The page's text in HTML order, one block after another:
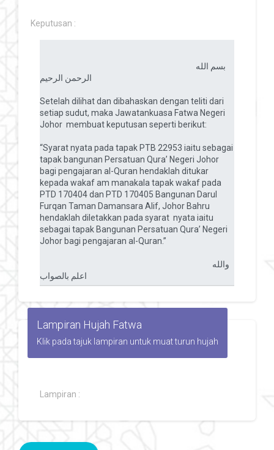
Keputusan :
Lampiran Hujah Fatwa
Klik pada tajuk lampiran untuk muat turun hujah
Lampiran :